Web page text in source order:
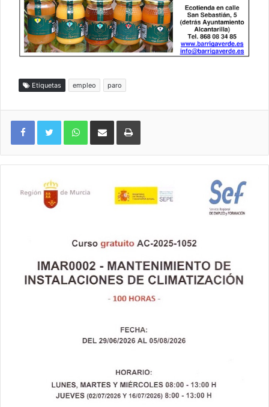
Etiquetas empleo paro
WhatsAppCompartir por correo electrónicoImprimir